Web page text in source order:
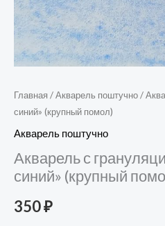
Главная /Акварель поштучно/
синий» (крупный помол)
Акварель поштучно
Акварель с
синий» (крупный
350₽